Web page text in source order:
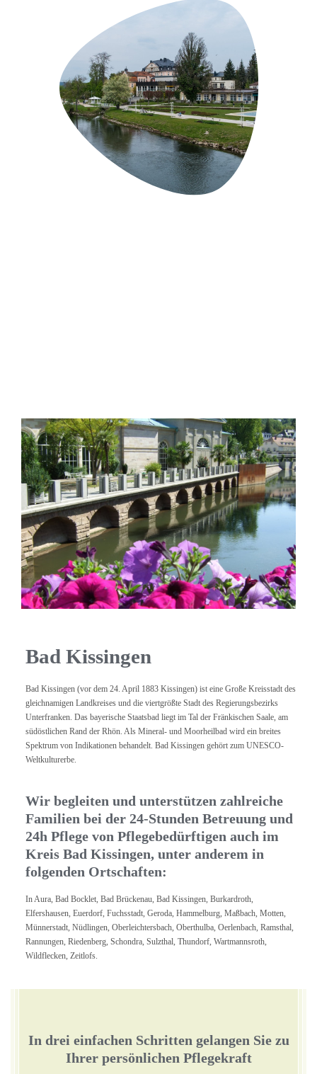
Bad Kissingen
Bad Kissingen (vor dem 24. April 1883 Kissingen) ist eine Große Kreisstadt des
gleichnamigen Landkreises und die viertgrößte Stadt des Regierungsbezirks
Unterfranken. Das bayerische Staatsbad liegt im Tal der Fränkischen Saale, am
südöstlichen Rand der Rhön. Als Mineral- und Moorheilbad wird ein breites
Spektrum von Indikationen behandelt. Bad Kissingen gehört zum UNESCO-
Weltkulturerbe.
Wir begleiten und unterstützen zahlreiche
Familien bei der 24-Stunden Betreuung und
24h Pflege von Pflegebedürftigen auch im
Kreis Bad Kissingen, unter anderem in
folgenden Ortschaften:
In Aura, Bad Bocklet, Bad Brückenau, Bad Kissingen, Burkardroth,
Elfershausen, Euerdorf, Fuchsstadt, Geroda, Hammelburg, Maßbach, Motten,
Münnerstadt, Nüdlingen, Oberleichtersbach, Oberthulba, Oerlenbach, Ramsthal,
Rannungen, Riedenberg, Schondra, Sulzthal, Thundorf, Wartmannsroth,
Wildflecken, Zeitlofs.
In drei einfachen Schritten gelangen Sie zu
Ihrer persönlichen Pflegekraft